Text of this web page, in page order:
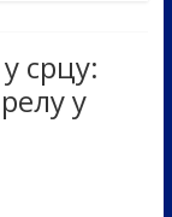
срцу:
у